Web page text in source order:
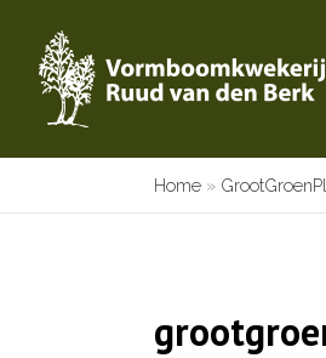
Home »